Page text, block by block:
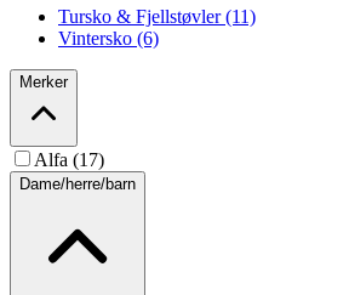
Tursko & Fjellstøvler (11)
Vintersko (6)
Merker
Alfa (17)
Dame/herre/barn